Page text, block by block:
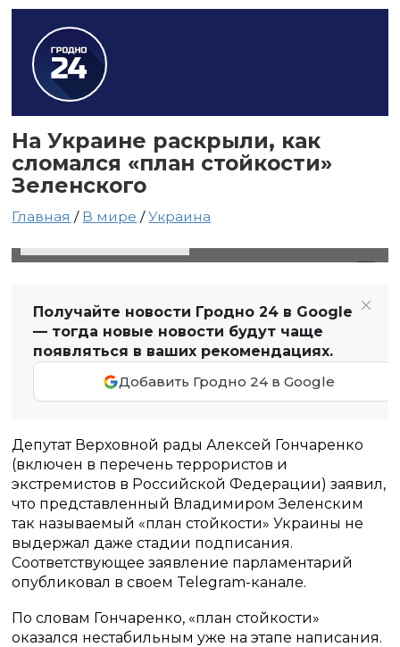
На Украине раскрыли, как
сломался «план стойкости»
Зеленского
Главная / В мире /Украина
Получайте новости Гродно 24 в Google
— тогда новые новости будут чаще
появляться в ваших рекомендациях.
Добавить Гродно 24 в Google
Депутат Верховной рады Алексей Гончаренко
(включен в перечень террористов и
экстремистов в Российской Федерации) заявил,
что представленный Владимиром Зеленским
так называемый «план стойкости» Украины не
выдержал даже стадии подписания.
Соответствующее заявление парламентарий
опубликовал в своем Telegram-канале.
По словам Гончаренко, «план стойкости»
оказался нестабильным уже на этапе написания.